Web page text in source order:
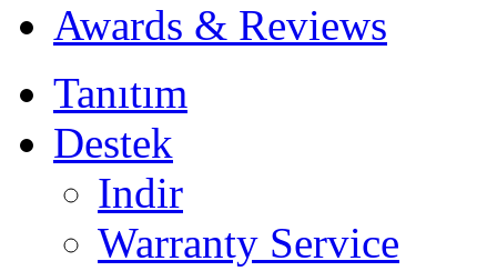
Awards & Reviews
Tanıtım
Destek
Indir
Warranty Service